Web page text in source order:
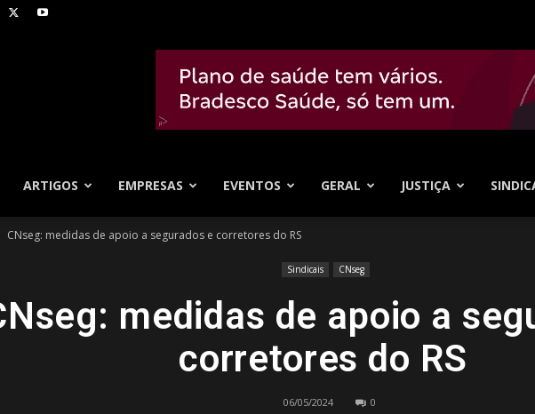
ARTIGOS EMPRESAS EVENTOS GERAL JUSTIÇA
CNseg: medidas de apoio a segurados e corretores do RS
Sindicais CNseg
medidas de apoio a
corretores do RS
06/05/2024 0